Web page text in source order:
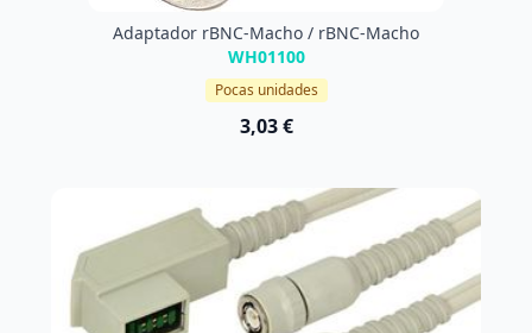
Adaptador rBNC-Macho / rBNC-Macho
WH01100
Pocas unidades
3,03 €